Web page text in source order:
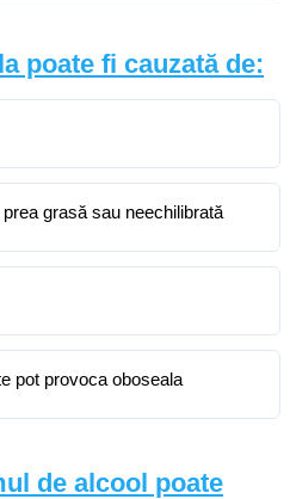
poate fi cauzată de:
grasă sau neechilibrată
pot provoca oboseala
de alcool poate